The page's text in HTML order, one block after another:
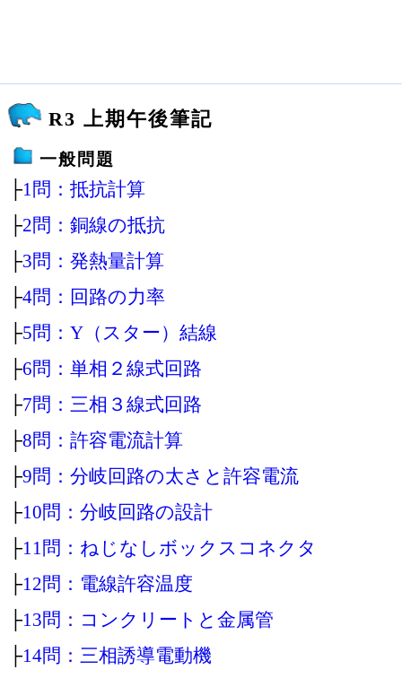
R3 上期午後筆記
一般問題
├1問：抵抗計算
├2問：銅線の抵抗
├3問：発熱量計算
├4問：回路の力率
├5問：Y（スター）結線
├6問：単相２線式回路
├7問：三相３線式回路
├8問：許容電流計算
├9問：分岐回路の太さと許容電流
├10問：分岐回路の設計
├11問：ねじなしボックスコネクタ
├12問：電線許容温度
├13問：コンクリートと金属管
├14問：三相誘導電動機